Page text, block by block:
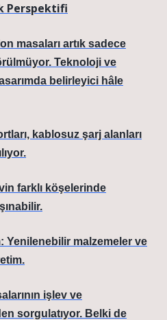
Perspektifi
masaları artık sadece
Teknoloji ve
belirleyici hâle
kablosuz şarj alanları
farklı köşelerinde
Yenilenebilir malzemeler ve
işlev ve
sorgulatıyor. Belki de